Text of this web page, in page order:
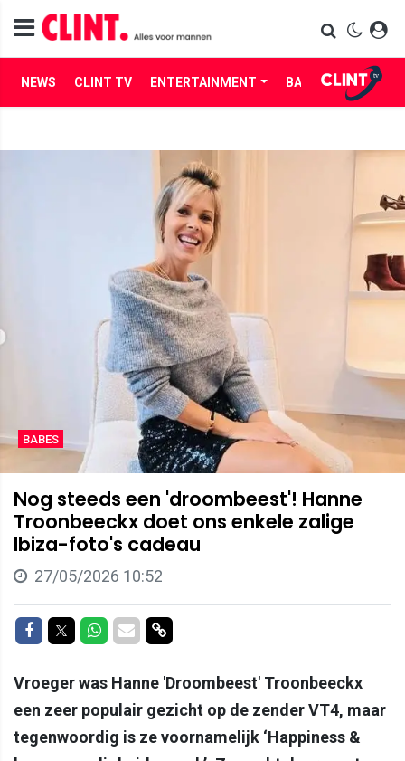
NEWS CLINT TV ENTERTAINMENT BABES LIFE
BABES
Nog steeds een 'droombeest'! Hanne
Troonbeeckx doet ons enkele zalige
Ibiza-foto's cadeau
27/05/2026 10:52
Delen op Facebook
Delen op Twitter
Delen op Whatsapp
Delen via Mail
Delen via link
Vroeger was Hanne 'Droombeest' Troonbeeckx
een zeer populair gezicht op de zender VT4, maar
tegenwoordig is ze voornamelijk ‘Happiness &